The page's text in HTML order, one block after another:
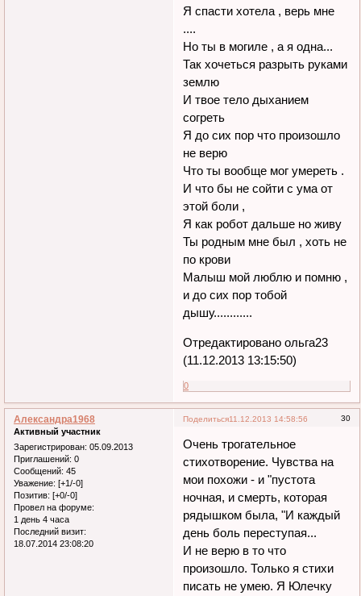
Я спасти хотела , верь мне
....
Но ты в могиле , а я одна...
Так хочеться разрыть руками
землю
И твое тело дыханием
согреть
Я до сих пор что произошло
не верю
Что ты вообще мог умереть .
И что бы не сойти с ума от
этой боли ,
Я как робот дальше но живу
Ты родным мне был , хоть не
по крови
Малыш мой люблю и помню ,
и до сих пор тобой
дышу............
Отредактировано ольга23
(11.12.2013 13:15:50)
0
Поделиться 30
11.12.2013 14:58:56
Александра1968
Активный участник
Зарегистрирован: 05.09.2013
Приглашений: 0
Сообщений: 45
Уважение: [+1/-0]
Позитив: [+0/-0]
Провел на форуме:
1 день 4 часа
Последний визит:
18.07.2014 23:08:20
Очень трогательное
стихотворение. Чувства на
мои похожи - и "пустота
ночная, и смерть, которая
рядышком была, "И каждый
день боль переступая...
И не верю в то что
произошло. Только я стихи
писать не умею. Я Юлечку